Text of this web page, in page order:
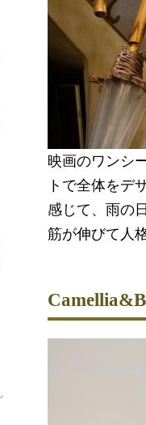
映画のワンシ
トで全体をデ
感じて、雨の
筋が伸びて人